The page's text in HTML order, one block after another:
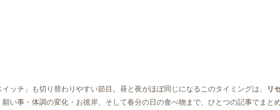
ッチ」も切り替わりやすい節目。昼と夜がほぼ同じになるこのタイミングは、
リ
い事・体調の変化・お彼岸、そして春分の日の食べ物まで、ひとつの記事でまと